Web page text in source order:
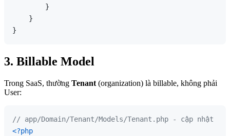
        }
    }
3. Billable Model
Trong SaaS, thường Tenant (organization) là billable, không phải
User:
// app/Domain/Tenant/Models/Tenant.php - cập nhật
<?php